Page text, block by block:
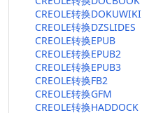
CREOLE转换DOKUWIKI
CREOLE转换DZSLIDES
CREOLE转换EPUB
CREOLE转换EPUB2
CREOLE转换EPUB3
CREOLE转换FB2
CREOLE转换GFM
CREOLE转换HADDOCK